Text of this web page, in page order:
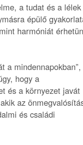
a tudat és a lélek
épülő
harmóniát
a mindennapokban”,
hogy a
és a környezet javát
az
és családi